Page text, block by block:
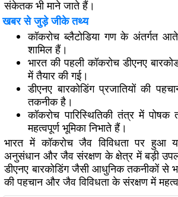
संकेतक भी माने जाते हैं।
खबर से जुड़े जीके तथ्य
कॉकरोच ब्लैटोडिया गण के अंतर्गत
शामिल हैं।
भारत की पहली कॉकरोच डीएनए
में तैयार की गई।
डीएनए बारकोडिंग प्रजातियों की
तकनीक है।
कॉकरोच पारिस्थितिकी तंत्र में
महत्वपूर्ण भूमिका निभाते हैं।
भारत में कॉकरोच जैव विविधता पर हुआ
अनुसंधान और जैव संरक्षण के क्षेत्र में बड़ी
डीएनए बारकोडिंग जैसी आधुनिक तकनीकों से
की पहचान और जैव विविधता के संरक्षण में